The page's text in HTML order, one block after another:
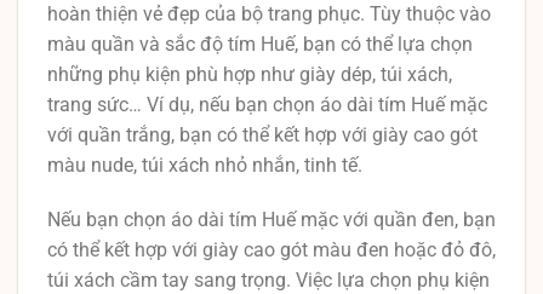
hoàn thiện vẻ đẹp của bộ trang phục. Tùy thuộc vào
màu quần và sắc độ tím Huế, bạn có thể lựa chọn
những phụ kiện phù hợp như giày dép, túi xách,
trang sức… Ví dụ, nếu bạn chọn áo dài tím Huế mặc
với quần trắng, bạn có thể kết hợp với giày cao gót
màu nude, túi xách nhỏ nhắn, tinh tế.
Nếu bạn chọn áo dài tím Huế mặc với quần đen, bạn
có thể kết hợp với giày cao gót màu đen hoặc đỏ đô,
túi xách cầm tay sang trọng. Việc lựa chọn phụ kiện